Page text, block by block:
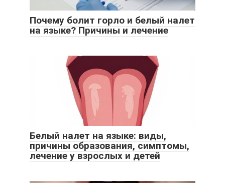
Почему болит горло и белый налет
на языке? Причины и лечение
Белый налет на языке: виды,
причины образования, симптомы,
лечение у взрослых и детей